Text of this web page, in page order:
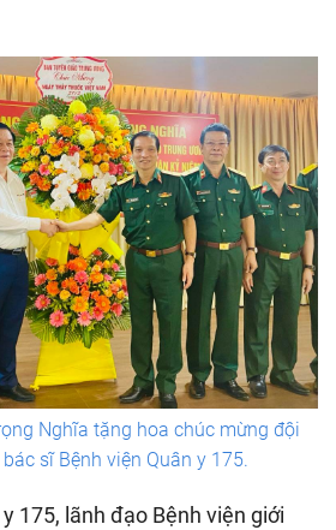
Nghĩa tặng hoa chúc mừng đội
sĩ Bệnh viện Quân y 175.
175, lãnh đạo Bệnh viện giới